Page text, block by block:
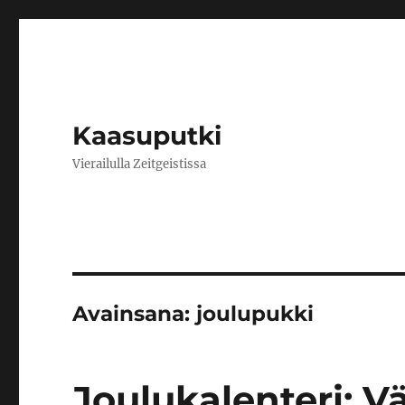
Kaasuputki
Vierailulla Zeitgeistissa
Avainsana: joulupukki